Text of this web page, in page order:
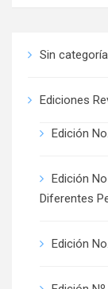
Sin categoría
Ediciones
Edición
Edición
Diferentes
Edición